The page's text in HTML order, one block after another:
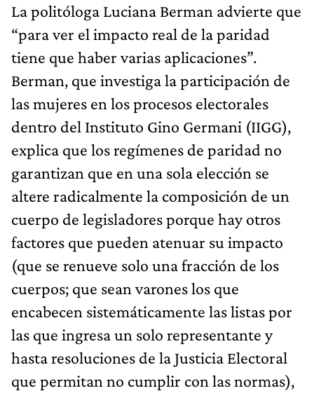
La politóloga Luciana Berman advierte que
“para ver el impacto real de la paridad
tiene que haber varias aplicaciones”.
Berman, que investiga la participación de
las mujeres en los procesos electorales
dentro del Instituto Gino Germani (IIGG),
explica que los regímenes de paridad no
garantizan que en una sola elección se
altere radicalmente la composición de un
cuerpo de legisladores porque hay otros
factores que pueden atenuar su impacto
(que se renueve solo una fracción de los
cuerpos; que sean varones los que
encabecen sistemáticamente las listas por
las que ingresa un solo representante y
hasta resoluciones de la Justicia Electoral
que permitan no cumplir con las normas),